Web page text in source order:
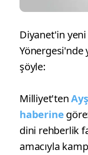
Diyanet'in yeni
Yönergesi'nde
şöyle:
Milliyet'ten
haberine
dini rehberlik
amacıyla